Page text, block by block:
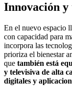
Innovación y
En el nuevo espacio
con capacidad para
incorpora las
prioriza el bienestar
que también está
y televisiva de alta
digitales y